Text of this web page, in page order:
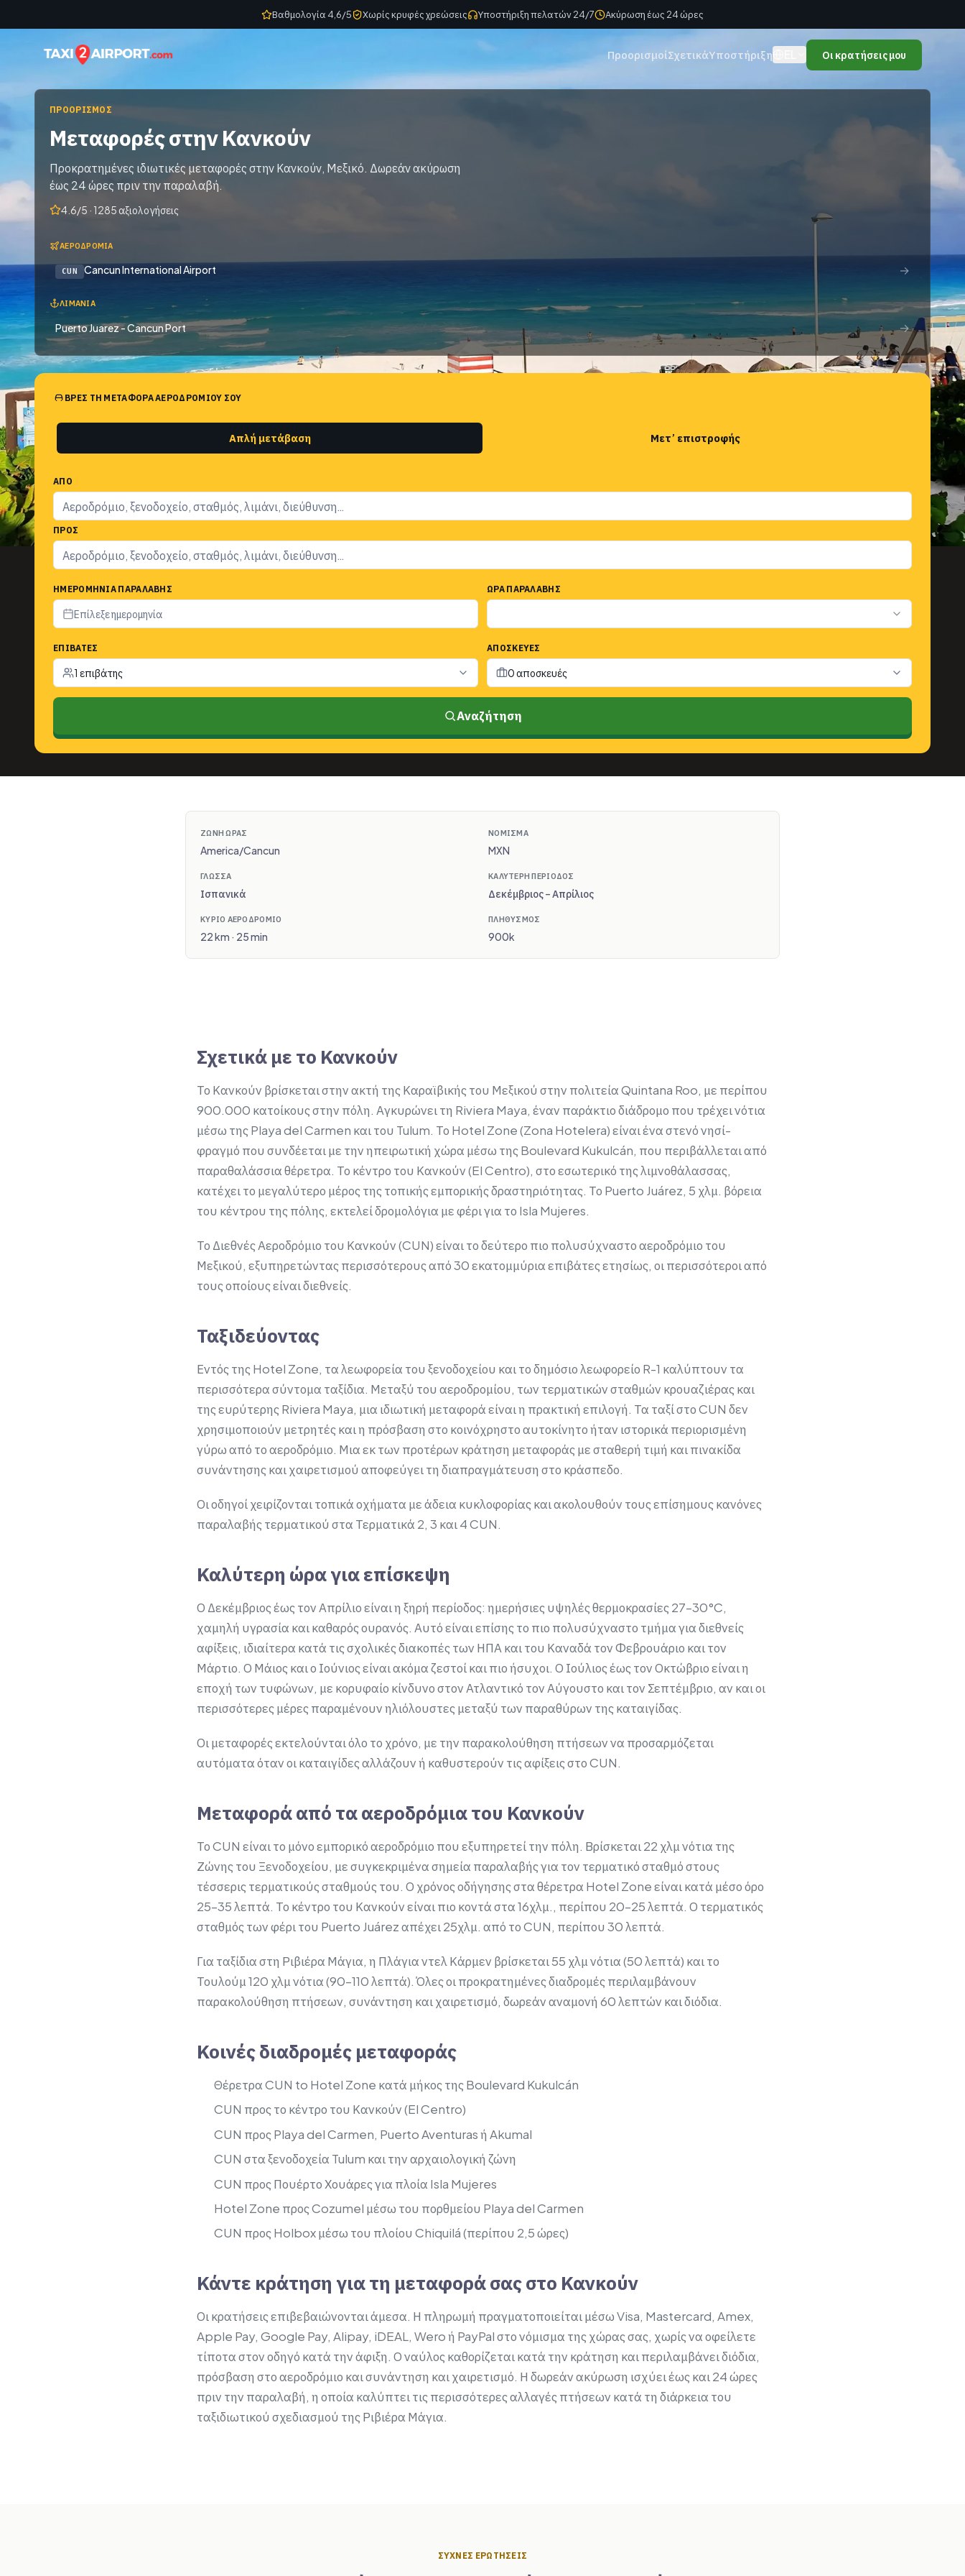
Βαθμολογία 4,6/5 Χωρίς κρυφές χρεώσεις Υποστήριξη πελατών 24/7 Ακύρωση έως 24 ώρες
ΠροορισμοίΣχετικάΥποστήριξη Οι κρατήσεις μου
ΠΡΟΟΡΙΣΜΌΣ
Μεταφορές στην Κανκούν
Προκρατημένες ιδιωτικές μεταφορές στην Κανκούν, Μεξικό. Δωρεάν ακύρωση
έως 24 ώρες πριν την παραλαβή.
4.6/5 · 1285 αξιολογήσεις
ΑΕΡΟΔΡΌΜΙΑ
CUN Cancun International Airport →
ΛΙΜΆΝΙΑ
Puerto Juarez - Cancun Port →
ΒΡΕΣ ΤΗ ΜΕΤΑΦΟΡΆ ΑΕΡΟΔΡΟΜΊΟΥ ΣΟΥ
Απλή μετάβαση Μετ’ επιστροφής
ΑΠΌ
ΠΡΟΣ
ΗΜΕΡΟΜΗΝΊΑ ΠΑΡΑΛΑΒΉΣ
Επίλεξε ημερομηνία
ΏΡΑ ΠΑΡΑΛΑΒΉΣ
ΕΠΙΒΆΤΕΣ
1 επιβάτης
ΑΠΟΣΚΕΥΈΣ
0 αποσκευές
Αναζήτηση
ΖΏΝΗ ΏΡΑΣ
America/Cancun
ΝΌΜΙΣΜΑ
MXN
ΓΛΏΣΣΑ
Ισπανικά
ΚΑΛΎΤΕΡΗ ΠΕΡΊΟΔΟΣ
Δεκέμβριος – Απρίλιος
ΚΎΡΙΟ ΑΕΡΟΔΡΌΜΙΟ
22 km · 25 min
ΠΛΗΘΥΣΜΌΣ
900k
Σχετικά με το Κανκούν
Το Κανκούν βρίσκεται στην ακτή της Καραϊβικής του Μεξικού στην πολιτεία Quintana Roo, με περίπου
900.000 κατοίκους στην πόλη. Αγκυρώνει τη Riviera Maya, έναν παράκτιο διάδρομο που τρέχει νότια
μέσω της Playa del Carmen και του Tulum. Το Hotel Zone (Zona Hotelera) είναι ένα στενό νησί-
φραγμό που συνδέεται με την ηπειρωτική χώρα μέσω της Boulevard Kukulcán, που περιβάλλεται από
παραθαλάσσια θέρετρα. Το κέντρο του Κανκούν (El Centro), στο εσωτερικό της λιμνοθάλασσας,
κατέχει το μεγαλύτερο μέρος της τοπικής εμπορικής δραστηριότητας. Το Puerto Juárez, 5 χλμ. βόρεια
του κέντρου της πόλης, εκτελεί δρομολόγια με φέρι για το Isla Mujeres.
Το Διεθνές Αεροδρόμιο του Κανκούν (CUN) είναι το δεύτερο πιο πολυσύχναστο αεροδρόμιο του
Μεξικού, εξυπηρετώντας περισσότερους από 30 εκατομμύρια επιβάτες ετησίως, οι περισσότεροι από
τους οποίους είναι διεθνείς.
Ταξιδεύοντας
Εντός της Hotel Zone, τα λεωφορεία του ξενοδοχείου και το δημόσιο λεωφορείο R-1 καλύπτουν τα
περισσότερα σύντομα ταξίδια. Μεταξύ του αεροδρομίου, των τερματικών σταθμών κρουαζιέρας και
της ευρύτερης Riviera Maya, μια ιδιωτική μεταφορά είναι η πρακτική επιλογή. Τα ταξί στο CUN δεν
χρησιμοποιούν μετρητές και η πρόσβαση στο κοινόχρηστο αυτοκίνητο ήταν ιστορικά περιορισμένη
γύρω από το αεροδρόμιο. Μια εκ των προτέρων κράτηση μεταφοράς με σταθερή τιμή και πινακίδα
συνάντησης και χαιρετισμού αποφεύγει τη διαπραγμάτευση στο κράσπεδο.
Οι οδηγοί χειρίζονται τοπικά οχήματα με άδεια κυκλοφορίας και ακολουθούν τους επίσημους κανόνες
παραλαβής τερματικού στα Τερματικά 2, 3 και 4 CUN.
Καλύτερη ώρα για επίσκεψη
Ο Δεκέμβριος έως τον Απρίλιο είναι η ξηρή περίοδος: ημερήσιες υψηλές θερμοκρασίες 27–30°C,
χαμηλή υγρασία και καθαρός ουρανός. Αυτό είναι επίσης το πιο πολυσύχναστο τμήμα για διεθνείς
αφίξεις, ιδιαίτερα κατά τις σχολικές διακοπές των ΗΠΑ και του Καναδά τον Φεβρουάριο και τον
Μάρτιο. Ο Μάιος και ο Ιούνιος είναι ακόμα ζεστοί και πιο ήσυχοι. Ο Ιούλιος έως τον Οκτώβριο είναι η
εποχή των τυφώνων, με κορυφαίο κίνδυνο στον Ατλαντικό τον Αύγουστο και τον Σεπτέμβριο, αν και οι
περισσότερες μέρες παραμένουν ηλιόλουστες μεταξύ των παραθύρων της καταιγίδας.
Οι μεταφορές εκτελούνται όλο το χρόνο, με την παρακολούθηση πτήσεων να προσαρμόζεται
αυτόματα όταν οι καταιγίδες αλλάζουν ή καθυστερούν τις αφίξεις στο CUN.
Μεταφορά από τα αεροδρόμια του Κανκούν
Το CUN είναι το μόνο εμπορικό αεροδρόμιο που εξυπηρετεί την πόλη. Βρίσκεται 22 χλμ νότια της
Ζώνης του Ξενοδοχείου, με συγκεκριμένα σημεία παραλαβής για τον τερματικό σταθμό στους
τέσσερις τερματικούς σταθμούς του. Ο χρόνος οδήγησης στα θέρετρα Hotel Zone είναι κατά μέσο όρο
25–35 λεπτά. Το κέντρο του Κανκούν είναι πιο κοντά στα 16χλμ., περίπου 20–25 λεπτά. Ο τερματικός
σταθμός των φέρι του Puerto Juárez απέχει 25χλμ. από το CUN, περίπου 30 λεπτά.
Για ταξίδια στη Ριβιέρα Μάγια, η Πλάγια ντελ Κάρμεν βρίσκεται 55 χλμ νότια (50 λεπτά) και το
Τουλούμ 120 χλμ νότια (90–110 λεπτά). Όλες οι προκρατημένες διαδρομές περιλαμβάνουν
παρακολούθηση πτήσεων, συνάντηση και χαιρετισμό, δωρεάν αναμονή 60 λεπτών και διόδια.
Κοινές διαδρομές μεταφοράς
Θέρετρα CUN to Hotel Zone κατά μήκος της Boulevard Kukulcán
CUN προς το κέντρο του Κανκούν (El Centro)
CUN προς Playa del Carmen, Puerto Aventuras ή Akumal
CUN στα ξενοδοχεία Tulum και την αρχαιολογική ζώνη
CUN προς Πουέρτο Χουάρες για πλοία Isla Mujeres
Hotel Zone προς Cozumel μέσω του πορθμείου Playa del Carmen
CUN προς Holbox μέσω του πλοίου Chiquilá (περίπου 2,5 ώρες)
Κάντε κράτηση για τη μεταφορά σας στο Κανκούν
Οι κρατήσεις επιβεβαιώνονται άμεσα. Η πληρωμή πραγματοποιείται μέσω Visa, Mastercard, Amex,
Apple Pay, Google Pay, Alipay, iDEAL, Wero ή PayPal στο νόμισμα της χώρας σας, χωρίς να οφείλετε
τίποτα στον οδηγό κατά την άφιξη. Ο ναύλος καθορίζεται κατά την κράτηση και περιλαμβάνει διόδια,
πρόσβαση στο αεροδρόμιο και συνάντηση και χαιρετισμό. Η δωρεάν ακύρωση ισχύει έως και 24 ώρες
πριν την παραλαβή, η οποία καλύπτει τις περισσότερες αλλαγές πτήσεων κατά τη διάρκεια του
ταξιδιωτικού σχεδιασμού της Ριβιέρα Μάγια.
ΣΥΧΝΈΣ ΕΡΩΤΉΣΕΙΣ